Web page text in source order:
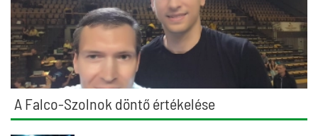
A Falco-Szolnok döntő értékelése